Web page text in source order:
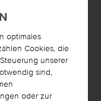
wir Dir eine
optimales
Cookies, die
unserer
sind,
oder zur